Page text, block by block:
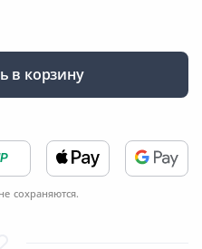
в корзину
сохраняются.